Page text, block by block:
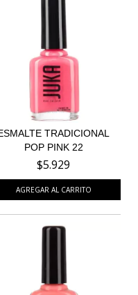
TRADICIONAL
POP PINK 22
$5.929